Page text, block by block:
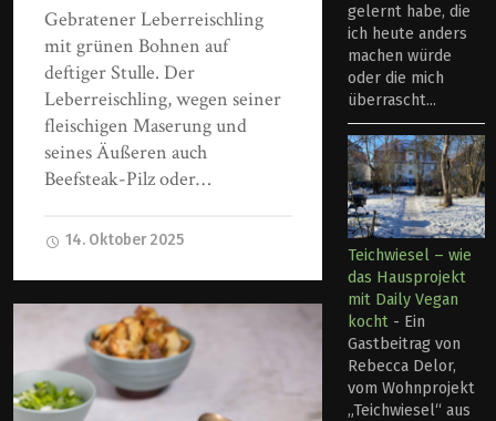
Gebratener Leberreischling
mit grünen Bohnen auf
deftiger Stulle. Der
Leberreischling, wegen seiner
fleischigen Maserung und
seines Äußeren auch
Beefsteak-Pilz oder…
14. Oktober 2025
gelernt habe, die
ich heute anders
machen würde
oder die mich
überrascht...
Teichwiesel – wie
das Hausprojekt
mit Daily Vegan
kocht - Ein
Gastbeitrag von
Rebecca Delor,
vom Wohnprojekt
„Teichwiesel“ aus